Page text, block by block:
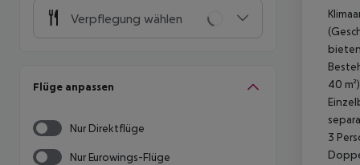
Verpflegung wählen
Flüge anpassen
Nur Direktflüge
Nur Eurowings-Flüge
40 m²)
3